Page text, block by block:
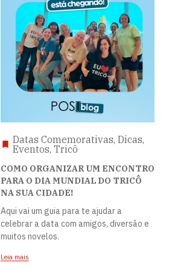
Datas Comemorativas, Dicas,
Eventos, Tricô
COMO ORGANIZAR UM ENCONTRO
PARA O DIA MUNDIAL DO TRICÔ
NA SUA CIDADE!
Aqui vai um guia para te ajudar a
celebrar a data com amigos, diversão e
muitos novelos.
Leia mais